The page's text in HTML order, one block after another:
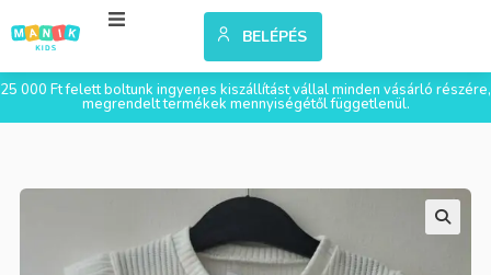
BELÉPÉS
25 000 Ft felett boltunk ingyenes kiszállítást vállal minden vásárló részére,
megrendelt termékek mennyiségétől függetlenül.